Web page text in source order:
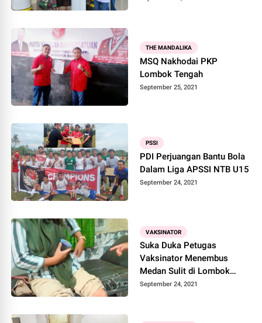
THE MANDALIKA
MSQ Nakhodai PKP
Lombok Tengah
September 25, 2021
PSSI
PDI Perjuangan Bantu Bola
Dalam Liga APSSI NTB U15
September 24, 2021
VAKSINATOR
Suka Duka Petugas
Vaksinator Menembus
Medan Sulit di Lombok
Tengah
September 24, 2021